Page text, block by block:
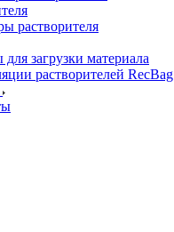
растворителя
загрузки материала
растворителей RecBag